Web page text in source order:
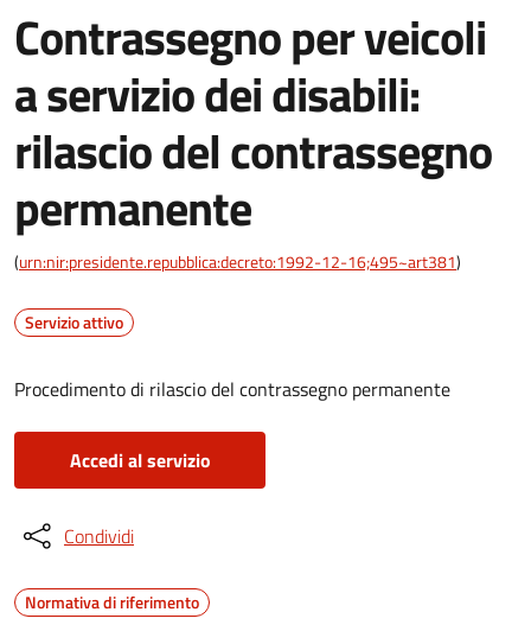
Contrassegno per veicoli
a servizio dei disabili:
rilascio del contrassegno
permanente
(urn:nir:presidente.repubblica:decreto:1992-12-16;495~art381)
Servizio attivo
Procedimento di rilascio del contrassegno permanente
Accedi al servizio
Condividi
Normativa di riferimento